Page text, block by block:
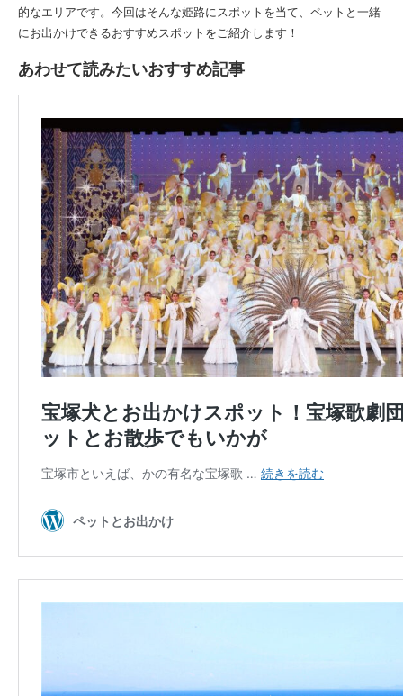
的なエリアです。今回はそんな姫路にスポットを当て、ペットと一緒
にお出かけできるおすすめスポットをご紹介します！
あわせて読みたいおすすめ記事